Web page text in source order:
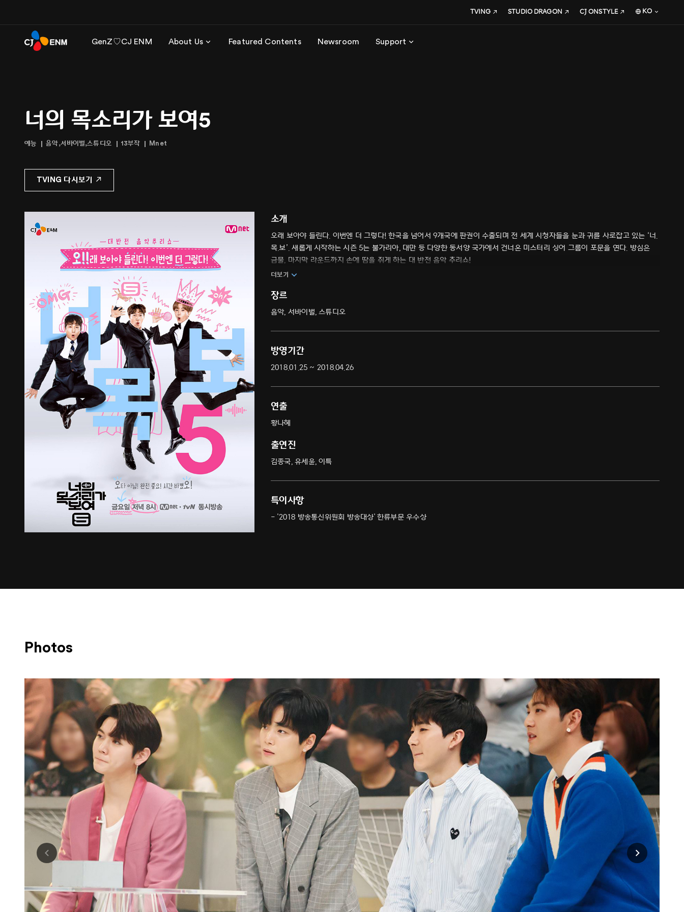
GenZ♡CJ ENM About Us Featured Contents Newsroom Support
TVING STUDIO DRAGON CJ ONSTYLE KO
너의 목소리가 보여5
예능 음악,서바이벌,스튜디오 13부작 Mnet
TVING 다시보기
소개
오래 보아야 들린다. 이번엔 더 그렇다! 한국을 넘어서 9개국에 판권이 수출되며 전 세계 시청자들을 눈과 귀를 사로잡고 있는 ‘너.
목.보’. 새롭게 시작하는 시즌 5는 불가리아, 대만 등 다양한 동서양 국가에서 건너온 미스터리 싱어 그룹이 포문을 연다. 방심은
금물, 마지막 라운드까지 손에 땀을 쥐게 하는 대 반전 음악 추리쇼!
더보기
장르
음악, 서바이벌, 스튜디오
방영기간
2018.01.25 ~ 2018.04.26
연출
황나혜
출연진
김종국, 유세윤, 이특
특이사항
- '2018 방송통신위원회 방송대상' 한류부문 우수상
Photos